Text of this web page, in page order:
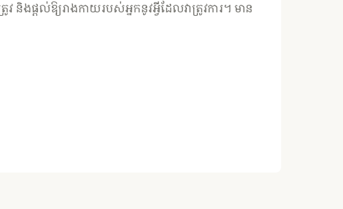
និងផ្តល់ឱ្យរាងកាយរបស់អ្នកនូវអ្វីដែលវាត្រូវការ។ មាន